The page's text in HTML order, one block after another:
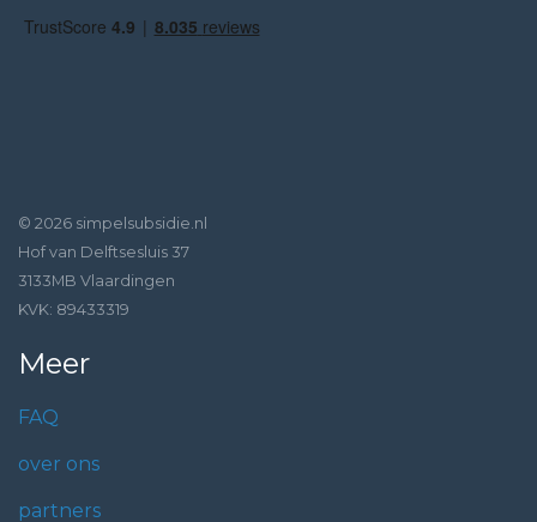
© 2026 simpelsubsidie.nl
Hof van Delftsesluis 37
3133MB Vlaardingen
KVK: 89433319
Meer
FAQ
over ons
partners